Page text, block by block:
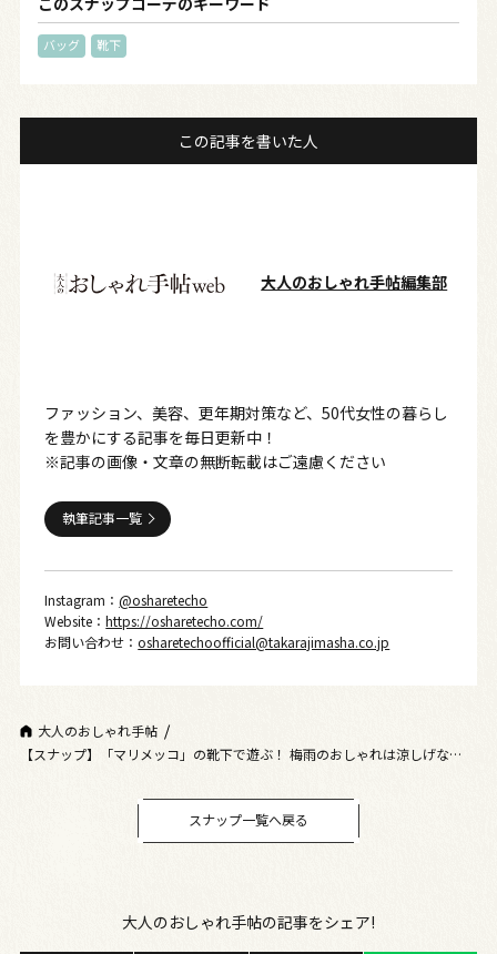
バッグ 靴下
この記事を書いた人
大人のおしゃれ手帖編集部
ファッション、美容、更年期対策など、50代女性の暮らし
を豊かにする記事を毎日更新中！
※記事の画像・文章の無断転載はご遠慮ください
執筆記事一覧
Instagram：@osharetecho
Website：https://osharetecho.com/
お問い合わせ：osharetechoofficial@takarajimasha.co.jp
大人のおしゃれ手帖
【スナップ】「マリメッコ」の靴下で遊ぶ！ 梅雨のおしゃれは涼しげな色使
スナップ一覧へ戻る
大人のおしゃれ手帖の記事をシェア!